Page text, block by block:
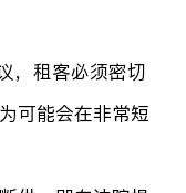
，租客必须密切
可能会在非常短